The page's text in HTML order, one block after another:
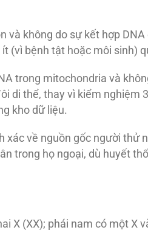
không do sự kết hợp DNA
(vì bệnh tật hoặc môi sinh)
trong mitochondria và
di thể, thay vì kiểm nghiệm
kho dữ liệu.
xác về nguồn gốc người thử
trong họ ngoại, dù huyết
X (XX); phái nam có một X